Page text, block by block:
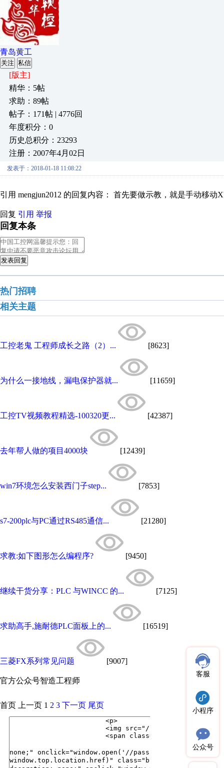
青岛黄工
关注 私信
[版主]
精华：5帖
求助：89帖
帖子：171帖 | 4776回
年度积分：0
历史总积分：23293
注册：2007年4月02日
发表于：2018-01-18 11:08:22
引用 mengjun2012 的回复内容： 首先要做示教，就是手动移
回复 引用 举报
回复本条
发表回复
热门招聘
相关主题
工控老鬼 工程师成长之路（2）... [8623]
为什么一接地线，漏电保护器就... [11659]
工控TV视频教程精选-100320更... [42387]
去年帮人做的项目4000块 [12439]
win7环境怎么安装西门子step... [7853]
s7-200plc与PC通过RS485通信... [21280]
求教:如下图形怎么编程序? [9450]
继续干货分享：PLC 与WINCC 的... [7125]
求助高手,施耐德PLC面板上的... [16519]
三菱FX系列常见问题 [9007]
官方公众号智造工程师
客服
小程序
公众号
首页 上一页 1 2 3 下一页 尾页